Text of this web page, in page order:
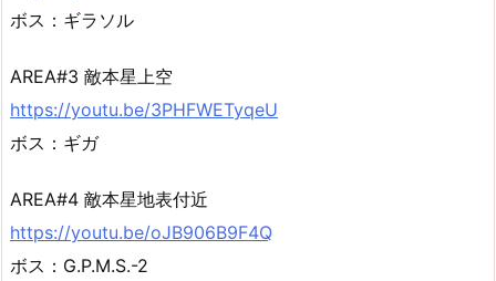
ボス：ギラソル
AREA#3 敵本星上空
https://youtu.be/3PHFWETyqeU
ボス：ギガ
AREA#4 敵本星地表付近
https://youtu.be/oJB906B9F4Q
ボス：G.P.M.S.-2